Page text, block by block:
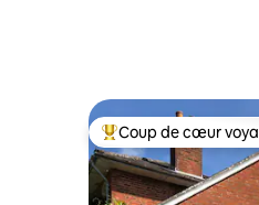
Coups de cœur
Coup de cœur